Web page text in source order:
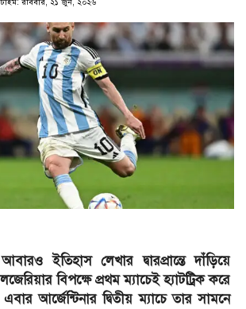
রবিবার, ২১ জুন, ২০২৬
ইতিহাস লেখার দ্বারপ্রান্তে দাঁড়িয়ে
বিপক্ষে প্রথম ম্যাচেই হ্যাটট্রিক করে
আর্জেন্টিনার দ্বিতীয় ম্যাচে তার সামনে